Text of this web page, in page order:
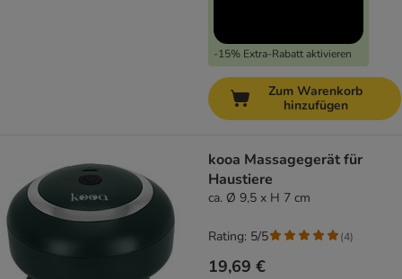
-15% Extra-Rabatt aktivieren
Zum Warenkorb
hinzufügen
kooa Massagegerät für
Haustiere
ca. Ø 9,5 x H 7 cm
19,69 €
Rating: 5/5 (4)